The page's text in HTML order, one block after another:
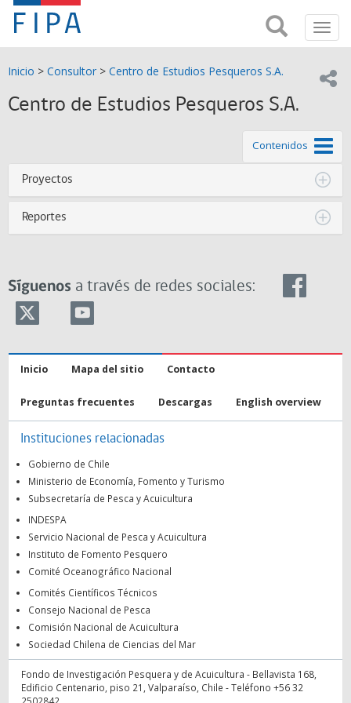
Fondo
de
Investigación
Pesquera
Acuicultura
(FIPA)-
SUBPESCA
FIPA;
Fondo
Investigación
y
Inicio > Consultor > Centro de Estudios Pesqueros S.A.
Centro de Estudios Pesqueros S.A.
Contenidos de
Proyectos
Reportes
Síguenos a través de redes sociales:
Inicio Mapa del sitio Contacto
Preguntas frecuentes Descargas English overview
Instituciones relacionadas
Gobierno de Chile
Ministerio de Economía, Fomento y Turismo
Subsecretaría de Pesca y Acuicultura
INDESPA
Servicio Nacional de Pesca y Acuicultura
Instituto de Fomento Pesquero
Comité Oceanográfico Nacional
Comités Científicos Técnicos
Consejo Nacional de Pesca
Comisión Nacional de Acuicultura
Sociedad Chilena de Ciencias del Mar
Fondo de Investigación Pesquera y de Acuicultura - Bellavista 168,
Edificio Centenario, piso 21, Valparaíso, Chile - Teléfono +56 32